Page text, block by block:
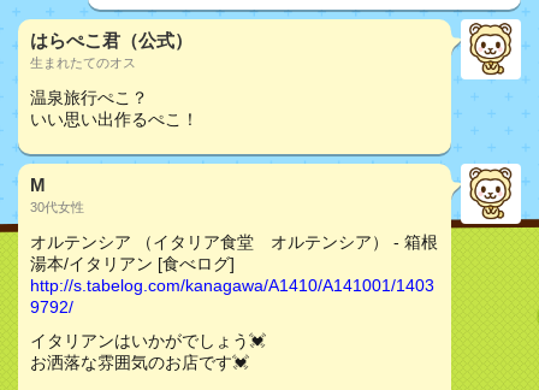
はらぺこ君（公式）
生まれたてのオス
温泉旅行ぺこ？
いい思い出作るぺこ！
M
30代女性
オルテンシア （イタリア食堂 オルテンシア） - 箱根
湯本/イタリアン [食べログ]
http://s.tabelog.com/kanagawa/A1410/A141001/1403
9792/
イタリアンはいかがでしょう💓
お洒落な雰囲気のお店です💓